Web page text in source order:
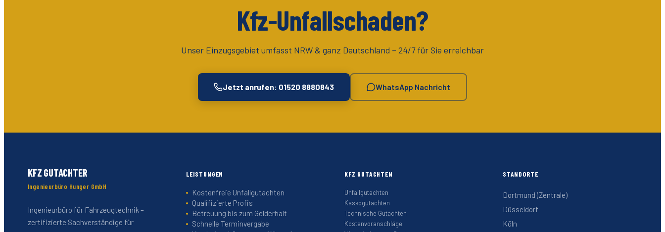
Kfz-Unfallschaden?
Unser Einzugsgebiet umfasst NRW & ganz Deutschland – 24/7 für Sie erreichbar
Jetzt anrufen: 01520 8880843 WhatsApp Nachricht
KFZ GUTACHTER
Ingenieurbüro Hunger GmbH
Ingenieurbüro für Fahrzeugtechnik –
zertifizierte Sachverständige für
LEISTUNGEN
Kostenfreie Unfallgutachten
Qualifizierte Profis
Betreuung bis zum Gelderhalt
Schnelle Terminvergabe
KFZ GUTACHTEN
Unfallgutachten
Kaskogutachten
Technische Gutachten
Kostenvoranschläge
STANDORTE
Dortmund (Zentrale)
Düsseldorf
Köln